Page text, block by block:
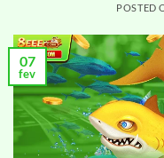
POSTED
07
fev